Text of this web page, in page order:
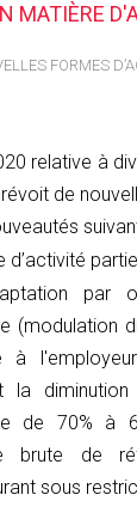
MATIÈRE
FORMES
relative à
de
d’activité
par
(modulation
à
la
de 70% à
brute de
sous